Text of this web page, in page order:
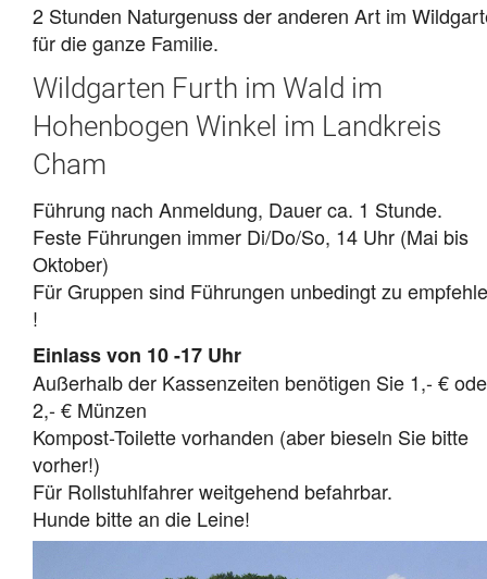
2 Stunden Naturgenuss der anderen Art im
für die ganze Familie.
Wildgarten Furth im Wald im
Hohenbogen Winkel im Landkreis
Cham
Führung nach Anmeldung, Dauer ca. 1 Stunde.
Feste Führungen immer Di/Do/So, 14 Uhr (Mai bis
Oktober)
Für Gruppen sind Führungen unbedingt zu
!
Einlass von 10 -17 Uhr
Außerhalb der Kassenzeiten benötigen Sie 1,- €
2,- € Münzen
Kompost-Toilette vorhanden (aber bieseln Sie bitte
vorher!)
Für Rollstuhlfahrer weitgehend befahrbar.
Hunde bitte an die Leine!